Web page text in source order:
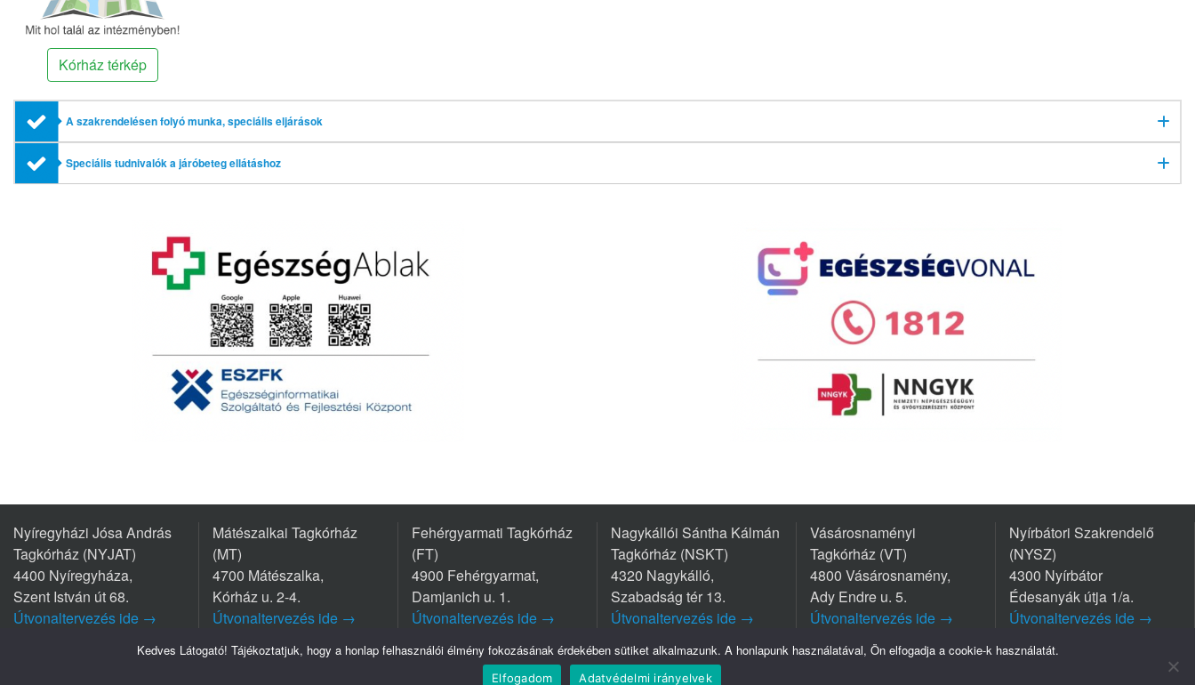
Kórház térkép
A szakrendelésen folyó munka, speciális eljárások
Speciális tudnivalók a járóbeteg ellátáshoz
Nyíregyházi Jósa András
Tagkórház (NYJAT)
4400 Nyíregyháza,
Szent István út 68.
Útvonaltervezés ide →
Mátészalkai Tagkórház
(MT)
4700 Mátészalka,
Kórház u. 2-4.
Útvonaltervezés ide →
Fehérgyarmati Tagkórház
(FT)
4900 Fehérgyarmat,
Damjanich u. 1.
Útvonaltervezés ide →
Nagykállói Sántha Kálmán
Tagkórház (NSKT)
4320 Nagykálló,
Szabadság tér 13.
Útvonaltervezés ide →
Vásárosnaményi
Tagkórház (VT)
4800 Vásárosnamény,
Ady Endre u. 5.
Útvonaltervezés ide →
Tel.: +36 45/570-770
Nyírbátori Szakrendelő
(NYSZ)
4300 Nyírbátor
Édesanyák útja 1/a.
Útvonaltervezés ide →
Kedves Látogató! Tájékoztatjuk, hogy a honlap felhasználói élmény fokozásának érdekében sütiket alkalmazunk. A honlapunk használatával, Ön elfogadja a cookie-k használatát.
Elfogadom Adatvédelmi irányelvek